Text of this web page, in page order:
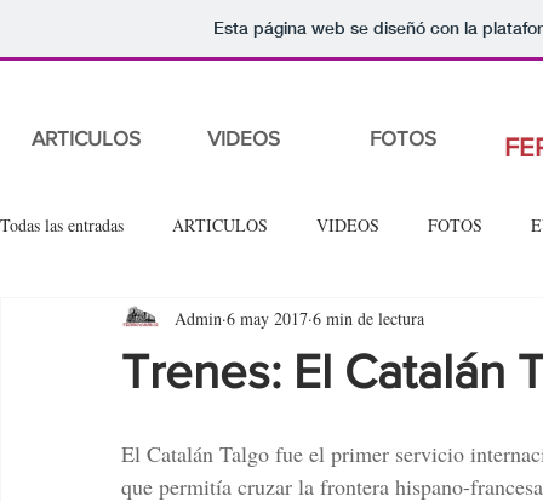
Esta página web se diseñó con la
ARTICULOS VIDEOS FOTOS
Todas las entradas ARTICULOS VIDEOS FOTOS
Trenes: El Catalán
Admin 6 may 2017 6 min de lectura
El Catalán Talgo fue el primer servicio
que permitía cruzar la frontera hispano-